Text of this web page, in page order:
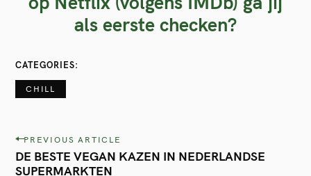
als eerste checken?
CATEGORIES
CHILL
P
o
PREVIOUS ARTICLE
DE BESTE VEGAN KAZEN IN NEDERLANDSE
SUPERMARKTEN